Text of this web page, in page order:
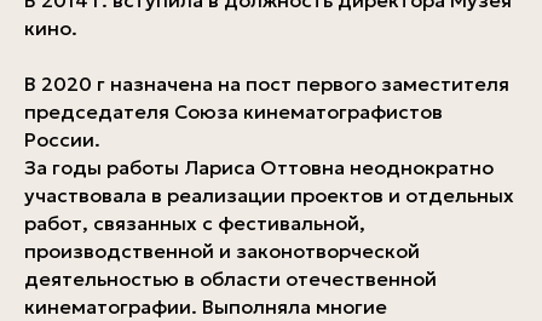
кино.
В 2020 г назначена на пост первого заместителя
председателя Союза кинематографистов
России.
За годы работы Лариса Оттовна неоднократно
участвовала в реализации проектов и отдельных
работ, связанных с фестивальной,
производственной и законотворческой
деятельностью в области отечественной
кинематографии. Выполняла многие